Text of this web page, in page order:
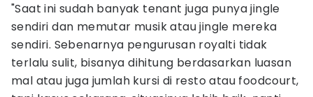
"Saat ini sudah banyak tenant juga punya jingle
sendiri dan memutar musik atau jingle mereka
sendiri. Sebenarnya pengurusan royalti tidak
terlalu sulit, bisanya dihitung berdasarkan luasan
mal atau juga jumlah kursi di resto atau foodcourt,